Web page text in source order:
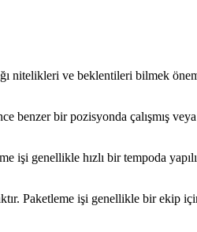
nitelikleri ve beklentileri bilmek
bir pozisyonda çalışmış
işi genellikle hızlı bir tempoda
Paketleme işi genellikle bir ekip